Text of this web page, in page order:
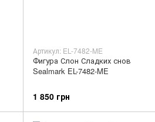
Артикул: EL-7482-ME
Фигура Слон Сладких снов
Sealmark EL-7482-ME
1 850 грн